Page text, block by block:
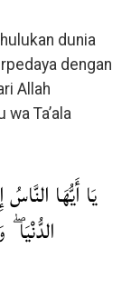
dunia
dengan
Allah
wa Ta’ala
يَا أَيُّهَا
الدُّنْيَا